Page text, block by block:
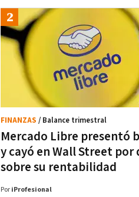
Mercado Libre presentó
y cayó en Wall Street por
sobre su rentabilidad
FINANZAS / Balance trimestral
Por iProfesional